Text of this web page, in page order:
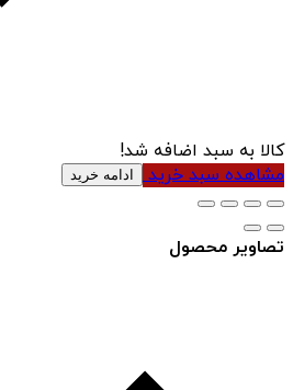
کالا به سبد اضافه شد!
مشاهده سبد خرید ادامه خرید
تصاویر محصول